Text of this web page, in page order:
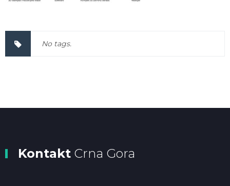
No tags.
Kontakt Crna Gora